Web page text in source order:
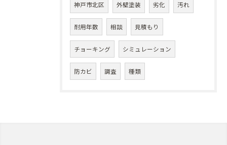
神戸市北区 外壁塗装 劣化 汚れ
耐用年数 相談 見積もり
チョーキング シミュレーション
防カビ 調査 種類